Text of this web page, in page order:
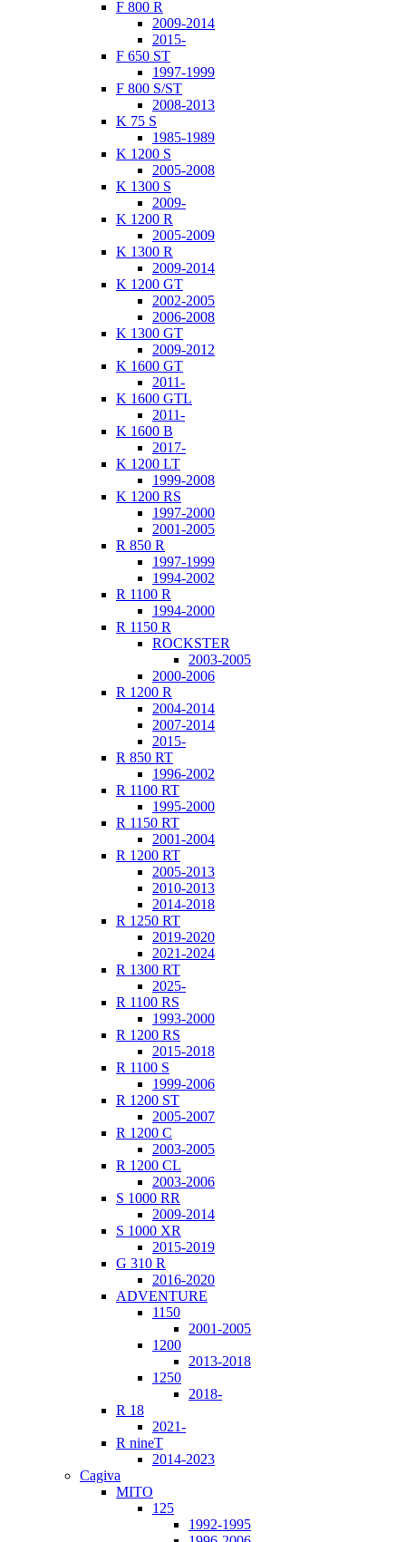
F 800 R
2009-2014
2015-
F 650 ST
1997-1999
F 800 S/ST
2008-2013
K 75 S
1985-1989
K 1200 S
2005-2008
K 1300 S
2009-
K 1200 R
2005-2009
K 1300 R
2009-2014
K 1200 GT
2002-2005
2006-2008
K 1300 GT
2009-2012
K 1600 GT
2011-
K 1600 GTL
2011-
K 1600 B
2017-
K 1200 LT
1999-2008
K 1200 RS
1997-2000
2001-2005
R 850 R
1997-1999
1994-2002
R 1100 R
1994-2000
R 1150 R
ROCKSTER
2003-2005
2000-2006
R 1200 R
2004-2014
2007-2014
2015-
R 850 RT
1996-2002
R 1100 RT
1995-2000
R 1150 RT
2001-2004
R 1200 RT
2005-2013
2010-2013
2014-2018
R 1250 RT
2019-2020
2021-2024
R 1300 RT
2025-
R 1100 RS
1993-2000
R 1200 RS
2015-2018
R 1100 S
1999-2006
R 1200 ST
2005-2007
R 1200 C
2003-2005
R 1200 CL
2003-2006
S 1000 RR
2009-2014
S 1000 XR
2015-2019
G 310 R
2016-2020
ADVENTURE
1150
2001-2005
1200
2013-2018
1250
2018-
R 18
2021-
R nineT
2014-2023
Cagiva
MITO
125
1992-1995